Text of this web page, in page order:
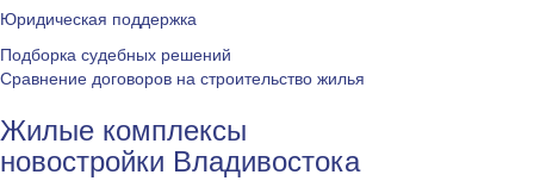
Юридическая поддержка
Подборка судебных решений
Сравнение договоров на строительство жилья
Жилые комплексы
новостройки Владивостока